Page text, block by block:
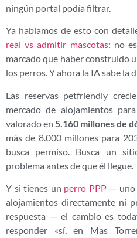
ningún portal podía filtrar.
Ya hablamos de esto con
real vs admitir mascotas: no
marcado que haber construido
los perros. Y ahora la IA sabe la
Las reservas petfriendly
mercado de alojamientos
valorado en 5.160 millones de
más de 8.000 millones para
busca permiso. Busca un
problema antes de que él llegue.
Y si tienes un perro PPP— uno
alojamientos directamente ni
respuesta — el cambio es
responder «sí, en Mas